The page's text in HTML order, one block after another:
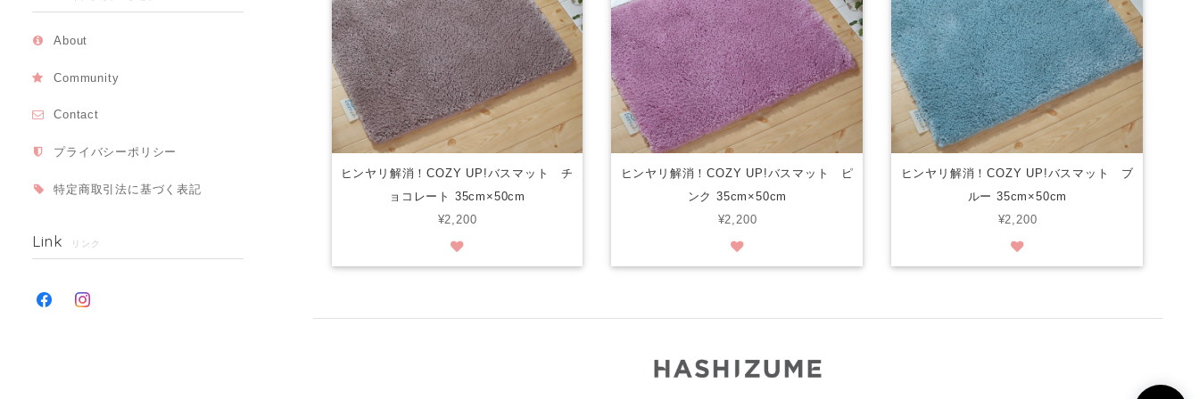
About
Community
Contact
プライバシーポリシー
特定商取引法に基づく表記
Link リンク
ヒンヤリ解消！COZY UP!バスマット チ
ョコレート 35cm×50cm
¥2,200
ヒンヤリ解消！COZY UP!バスマット ピ
ンク 35cm×50cm
¥2,200
ヒンヤリ解消！COZY UP!バスマット ブ
ルー 35cm×50cm
¥2,200